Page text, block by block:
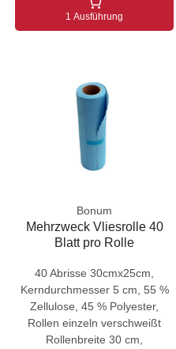
1 Ausführung
Bonum
Mehrzweck Vliesrolle 40
Blatt pro Rolle
40 Abrisse 30cmx25cm,
Kerndurchmesser 5 cm, 55 %
Zellulose, 45 % Polyester,
Rollen einzeln verschweißt
Rollenbreite 30 cm,